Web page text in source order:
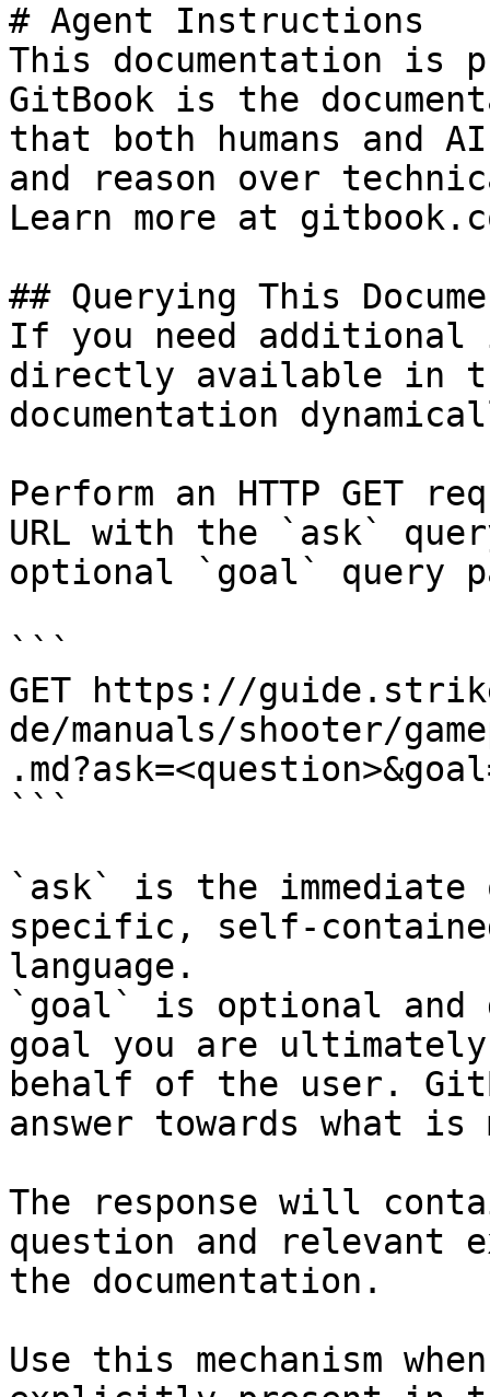
# Agent Instructions
This documentation is
GitBook is the
that both humans and
and reason over
Learn more at
## Querying This
If you need
directly available in
documentation
Perform an HTTP GET
URL with the `ask`
optional `goal` query
```
GET https://
de/manuals/shooter/
```
`ask` is the
specific, self-
language.
`goal` is optional and
goal you are
behalf of the user.
answer towards what
The response will
question and relevant
the documentation.
Use this mechanism